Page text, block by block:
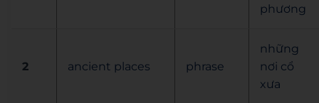
phương
2 ancient places phrase
những
nơi cổ
xưa